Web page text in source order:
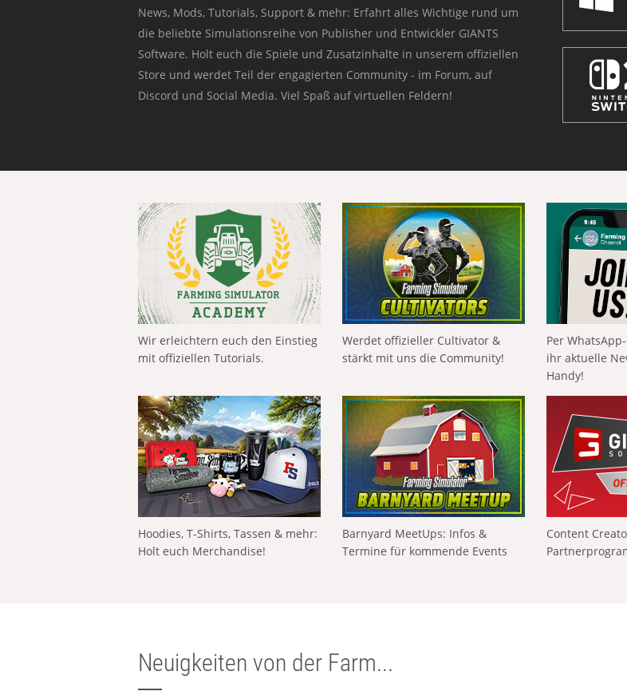
News, Mods, Tutorials, Support & mehr: Erfahrt alles Wichtige rund um
die beliebte Simulationsreihe von Publisher und Entwickler GIANTS
Software. Holt euch die Spiele und Zusatzinhalte in unserem offiziellen
Store und werdet Teil der engagierten Community - im Forum, auf
Discord und Social Media. Viel Spaß auf virtuellen Feldern!
Wir erleichtern euch den Einstieg
mit offiziellen Tutorials.
Werdet offizieller Cultivator &
stärkt mit uns die Community!
Per
ihr aktuelle
Handy!
Hoodies, T-Shirts, Tassen & mehr:
Holt euch Merchandise!
Barnyard MeetUps: Infos &
Termine für kommende Events
Content
Neuigkeiten von der Farm...